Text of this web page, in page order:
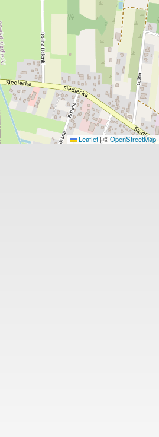
Leaflet |©OpenStreetMap